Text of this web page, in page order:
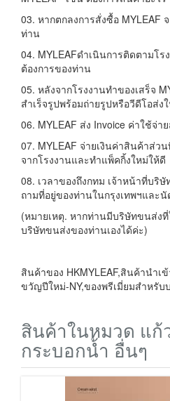
03. หากตกลงการสั่งซื้อ MYLEAF
ท่าน
04. MYLEAFดำเนินการติดตามโ
ต้องการของท่าน
05. หลังจากโรงงานทำของเสร็จ
สำเร็จรูปพร้อมถ่ายรูปหรือวีดีโอส่ง
06. MYLEAF ส่ง Invoice ค่าใช้จ่า
07. MYLEAF จ่ายเงินค่าสินค้าส่ว
จากโรงงานและทำแพ็คกิ้งใหม่ให้
08. เวลาของถึงกทม เจ้าหน้าที่บริ
ถามที่อยู่ของท่านในกรุงเทพฯและ
(หมายเหตุ. หากท่านมีบริษัทขนส่ง
บริษัทขนส่งของท่านเองได้ค่ะ)
สินค้าของ HKMYLEAF,สินค้านำ
ขวัญปีใหม่-NY,ของพรีเมี่ยมสำหรับ
สินค้าในหมวด แก้
กระบอกน้ำ อื่นๆ